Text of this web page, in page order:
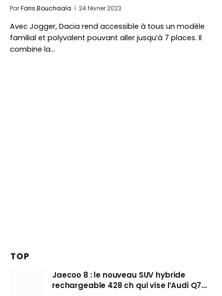
ParFaris Bouchaala 24 février 2023
Avec Jogger, Dacia rend accessible à tous un modèle
familial et polyvalent pouvant aller jusqu’à 7 places. Il
combine la…
TOP
Jaecoo 8 : le nouveau SUV hybride
rechargeable 428 ch qui vise l’Audi Q7